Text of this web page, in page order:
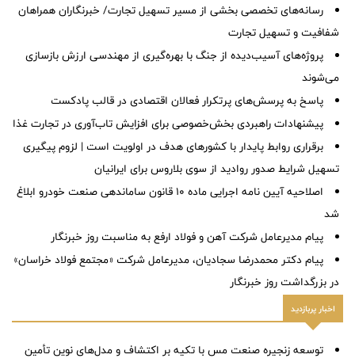
رسانه‌های تخصصی بخشی از مسیر تسهیل تجارت/ خبرنگاران همراهان
شفافیت و تسهیل تجارت
پروژه‌های آسیب‌دیده از جنگ با بهره‌گیری از مهندسی ارزش بازسازی
می‌شوند
پاسخ به پرسش‌های پرتکرار فعالان اقتصادی در قالب پادکست
پیشنهادات راهبردی بخش‌خصوصی برای افزایش تاب‌آوری در تجارت غذا
برقراری روابط پایدار با کشورهای هدف در اولویت است | لزوم پیگیری
تسهیل شرایط صدور روادید از سوی بلاروس برای ایرانیان
اصلاحیه آیین نامه اجرایی ماده ۱۰ قانون ساماندهی صنعت خودرو ابلاغ
شد
پیام مدیرعامل شرکت آهن و فولاد ارفع به مناسبت روز خبرنگار
پیام دکتر محمدرضا سجادیان، مدیرعامل شرکت «مجتمع فولاد خراسان»
در بزرگداشت روز خبرنگار
اخبار پربازدید
توسعه زنجیره صنعت مس با تکیه بر اکتشاف و مدل‌های نوین تأمین